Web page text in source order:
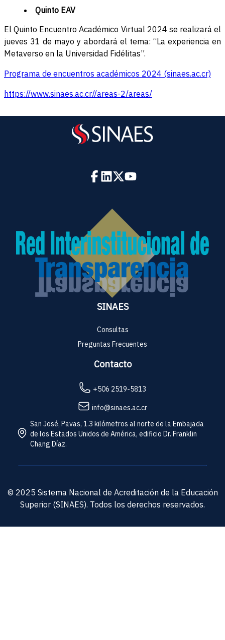
Quinto EAV
El Quinto Encuentro Académico Virtual 2024 se realizará el
jueves 31 de mayo y abordará el tema: “La experiencia en
Metaverso en la Universidad Fidélitas”.
Programa de encuentros académicos 2024 (sinaes.ac.cr)
https://www.sinaes.ac.cr//areas-2/areas/
SINAES
Consultas
Preguntas Frecuentes
Contacto
+506 2519-5813
info@sinaes.ac.cr
San José, Pavas, 1.3 kilómetros al norte de la Embajada
de los Estados Unidos de América, edificio Dr. Franklin
Chang Díaz.
© 2025 Sistema Nacional de Acreditación de la Educación
Superior (SINAES). Todos los derechos reservados.